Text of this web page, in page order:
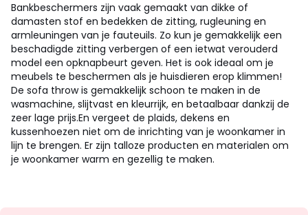
Bankbeschermers zijn vaak gemaakt van dikke of
damasten stof en bedekken de zitting, rugleuning en
armleuningen van je fauteuils. Zo kun je gemakkelijk een
beschadigde zitting verbergen of een ietwat verouderd
model een opknapbeurt geven. Het is ook ideaal om je
meubels te beschermen als je huisdieren erop klimmen!
De sofa throw is gemakkelijk schoon te maken in de
wasmachine, slijtvast en kleurrijk, en betaalbaar dankzij de
zeer lage prijs.En vergeet de plaids, dekens en
kussenhoezen niet om de inrichting van je woonkamer in
lijn te brengen. Er zijn talloze producten en materialen om
je woonkamer warm en gezellig te maken.